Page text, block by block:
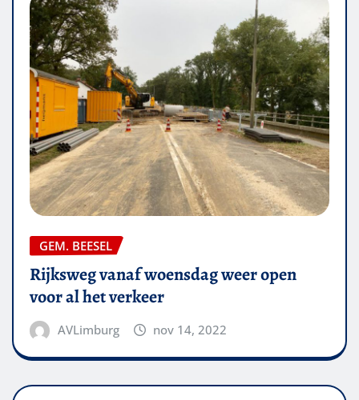
GEM. BEESEL
Rijksweg vanaf woensdag weer open
voor al het verkeer
AVLimburg nov 14, 2022